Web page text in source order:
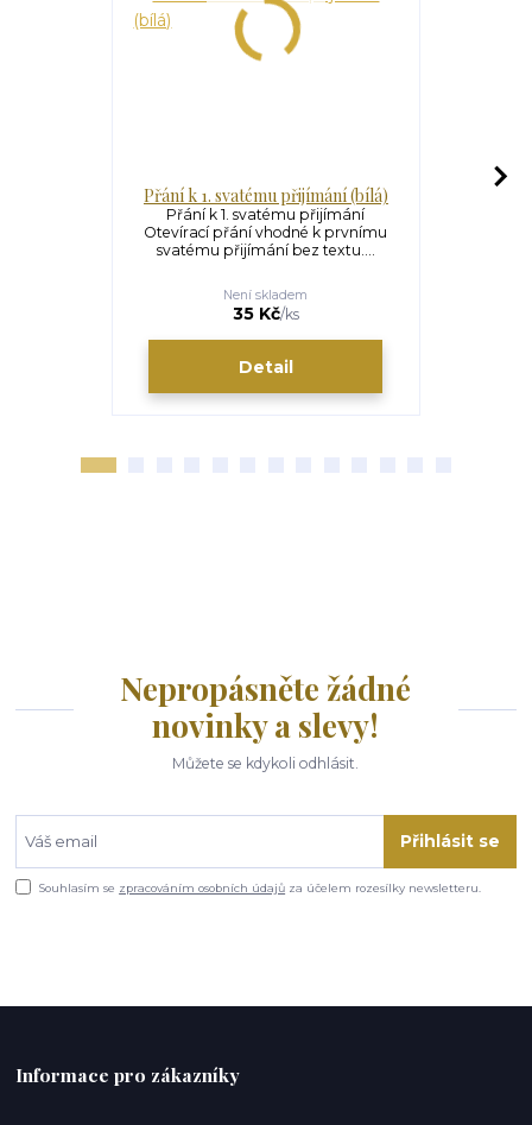
Přání k 1. svatému přijímání (bílá)
Přání k 1. svatému přijímání
Otevírací přání vhodné k prvnímu
svatému přijímání bez textu....
35 Kč/ks
Není skladem
Detail
Nepropásněte žádné
novinky a slevy!
Můžete se kdykoli odhlásit.
Přihlásit se
Souhlasím se zpracováním osobních údajů za účelem rozesílky newsletteru.
Informace pro zákazníky